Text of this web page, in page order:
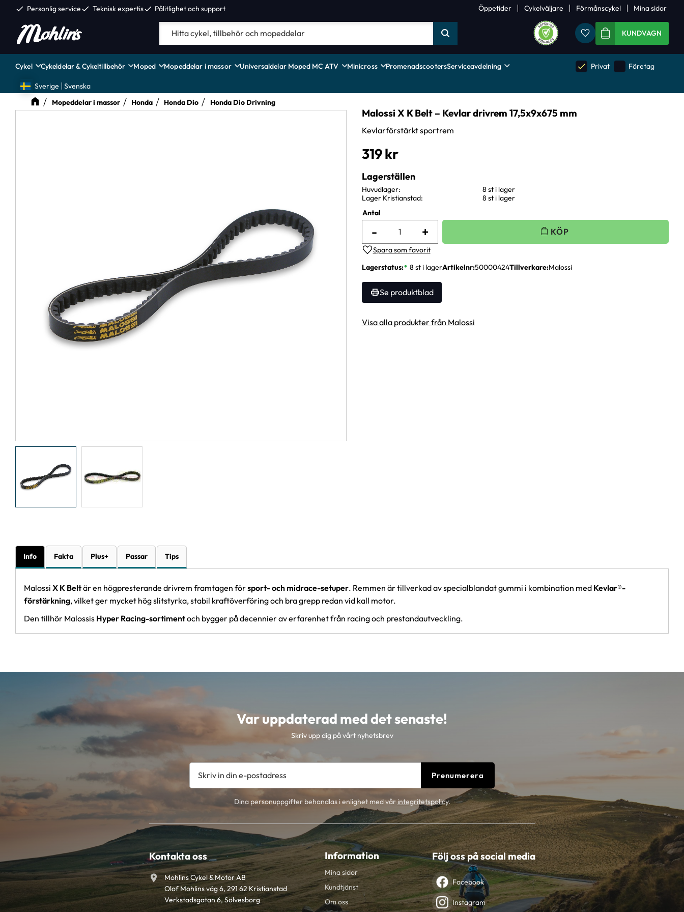
check Personlig servicecheck Teknisk expertischeck Pålitlighet och support Öppetider Cykelväljare Förmånscykel Mina sidor
FavoriterKUNDVAGN
Cykel Cykeldelar & Cykeltillbehör Moped Mopeddelar i massor Universaldelar Moped MC ATV Minicross PromenadscootersServiceavdelning done Privat Företag
Sverige
Svenska
Mopeddelar i massor
Honda Honda Dio Honda Dio Drivning
Malossi X K Belt – Kevlar drivrem 17,5x9x675 mm
Kevlarförstärkt sportrem
319kr
Antal
+
-
Lägg till i favoriter
Lagerstatus 8 st i lagerArtikelnr 50000424Tillverkare Malossi
Se produktblad
Lagerställen
Huvudlager
8 st i lager
Lager Kristianstad
8 st i lager
Visa alla produkter från Malossi
Info Fakta Plus+ Passar Tips
Malossi X K Beltär en högpresterande drivrem framtagen försport- och midrace-setuper. Remmen är tillverkad av specialblandat gummi i kombination med Kevlar®-
förstärkning, vilket ger mycket hög slitstyrka, stabil kraftöverföring och bra grepp redan vid kall motor.
Den tillhör Malossis Hyper Racing-sortimentoch bygger på decennier av erfarenhet från racing och prestandautveckling.
Var uppdaterad med det senaste!
Skriv upp dig på vårt nyhetsbrev
Prenumerera
Dina personuppgifter behandlas i enlighet med vårintegritetspolicy.
Kontakta oss
Mohlins Cykel & Motor AB
Olof Mohlins väg 6, 291 62 Kristianstad
Verkstadsgatan 6, Sölvesborg
Information
Mina sidor
Kundtjänst
Om oss
Följ oss på social media
Facebook
Instagram